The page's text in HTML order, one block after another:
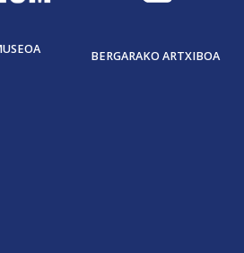
BERGARAKO ARTXIBOA